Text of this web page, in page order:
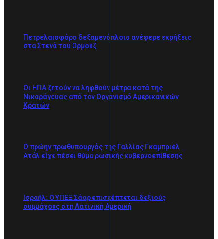
Πετρελαιοφόρο δεξαμενόπλοιο ανέφερε εκρήξεις
στα Στενά του Ορμούζ
Οι ΗΠΑ ζητούν να ληφθούν μέτρα κατά της
Νικαράγουας από τον Οργανισμό Αμερικανικών
Κρατών
Ο πρώην πρωθυπουργός της Γαλλίας Γκαμπριέλ
Ατάλ είχε πέσει θύμα ρωσικής κυβερνοεπίθεσης
Ισραήλ: Ο ΥΠΕΞ Σάαρ επισκέπτεται δεξιούς
συμμάχους στη Λατινική Αμερική